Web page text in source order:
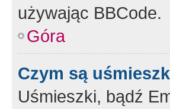
używając BBCode.
Góra
Czym są
Uśmieszki, bądź